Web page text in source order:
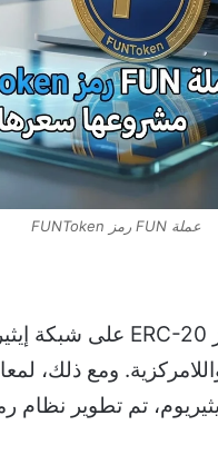
عملة FUN رمز FUNToken
ومع ذلك،